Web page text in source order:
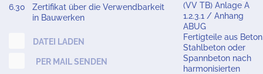
6.30
Zertifikat über die Verwendbarkeit
in Bauwerken
DATEI LADEN
PER MAIL SENDEN
(VV TB) Anlage A
1.2.3.1 / Anhang
ABUG
Fertigteile aus
Stahlbeton oder
Spannbeton nach
harmonisierten